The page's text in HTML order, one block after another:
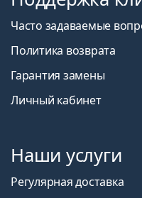
Часто задаваемые
Политика возврата
Гарантия замены
Личный кабинет
Наши услуги
Регулярная доставка